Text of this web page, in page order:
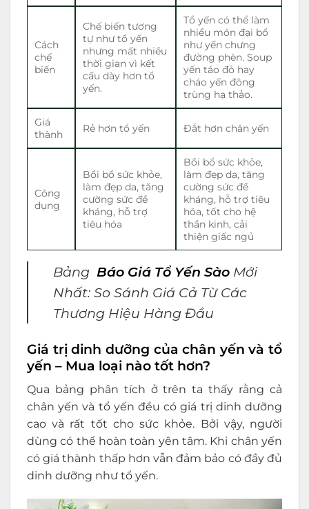
Cách
chế
biến
Chế biến tương
tự như tổ yến
nhưng mất nhiều
thời gian vì kết
cấu dày hơn tổ
yến.
Tổ yến có thể làm
nhiều món đại bổ
như yến chưng
đường phèn. Soup
yến táo đỏ hay
cháo yến đông
trùng hạ thảo.
Giá
thành
Rẻ hơn tổ yến Đắt hơn chân yến
Công
dụng
Bồi bổ sức khỏe,
làm đẹp da, tăng
cường sức đề
kháng, hỗ trợ
tiêu hóa
Bồi bổ sức khỏe,
làm đẹp da, tăng
cường sức đề
kháng, hỗ trợ tiêu
hóa, tốt cho hệ
thần kinh, cải
thiện giấc ngủ
Bảng Báo Giá Tổ Yến Sào Mới
Nhất: So Sánh Giá Cả Từ Các
Thương Hiệu Hàng Đầu
Giá trị dinh dưỡng của chân yến và tổ
yến – Mua loại nào tốt hơn?
Qua bảng phân tích ở trên ta thấy rằng cả
chân yến và tổ yến đều có giá trị dinh dưỡng
cao và rất tốt cho sức khỏe. Bởi vậy, người
dùng có thể hoàn toàn yên tâm. Khi chân yến
có giá thành thấp hơn vẫn đảm bảo có đầy đủ
dinh dưỡng như tổ yến.